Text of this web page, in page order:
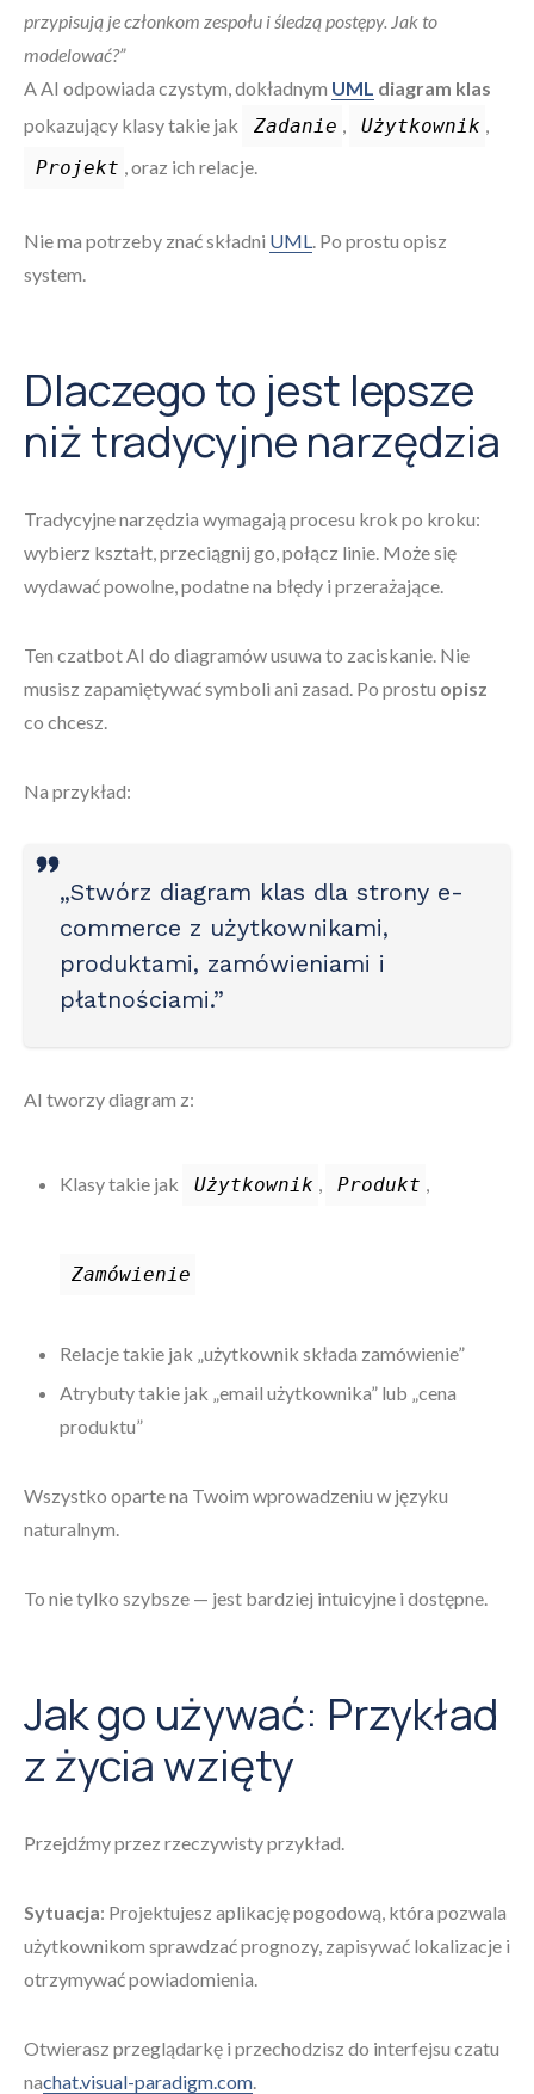
przypisują je członkom zespołu i śledzą postępy. Jak to
modelować?”
A AI odpowiada czystym, dokładnym UML diagram klas
pokazujący klasy takie jak
Zadanie , Użytkownik ,
Projekt , oraz ich relacje.
Nie ma potrzeby znać składni UML. Po prostu opisz
system.
Dlaczego to jest lepsze
niż tradycyjne narzędzia
Tradycyjne narzędzia wymagają procesu krok po kroku:
wybierz kształt, przeciągnij go, połącz linie. Może się
wydawać powolne, podatne na błędy i przerażające.
Ten czatbot AI do diagramów usuwa to zaciskanie. Nie
musisz zapamiętywać symboli ani zasad. Po prostu opisz
co chcesz.
Na przykład:
„Stwórz diagram klas dla strony e-
commerce z użytkownikami,
produktami, zamówieniami i
płatnościami.”
AI tworzy diagram z:
Klasy takie jak Użytkownik , Produkt ,
Zamówienie
Relacje takie jak „użytkownik składa zamówienie”
Atrybuty takie jak „email użytkownika” lub „cena
produktu”
Wszystko oparte na Twoim wprowadzeniu w języku
naturalnym.
To nie tylko szybsze — jest bardziej intuicyjne i dostępne.
Jak go używać: Przykład
z życia wzięty
Przejdźmy przez rzeczywisty przykład.
Sytuacja: Projektujesz aplikację pogodową, która pozwala
użytkownikom sprawdzać prognozy, zapisywać lokalizacje i
otrzymywać powiadomienia.
Otwierasz przeglądarkę i przechodzisz do interfejsu czatu
nachat.visual-paradigm.com.